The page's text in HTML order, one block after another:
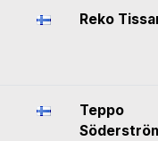
Reko
Teppo